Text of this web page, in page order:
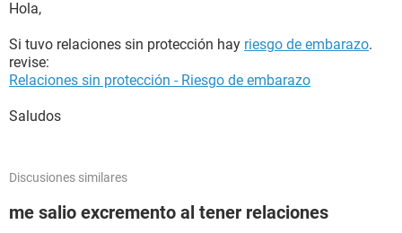
Hola,
Si tuvo relaciones sin protección hay riesgo de embarazo.
revise:
Relaciones sin protección - Riesgo de embarazo
Saludos
Discusiones similares
me salio excremento al tener relaciones